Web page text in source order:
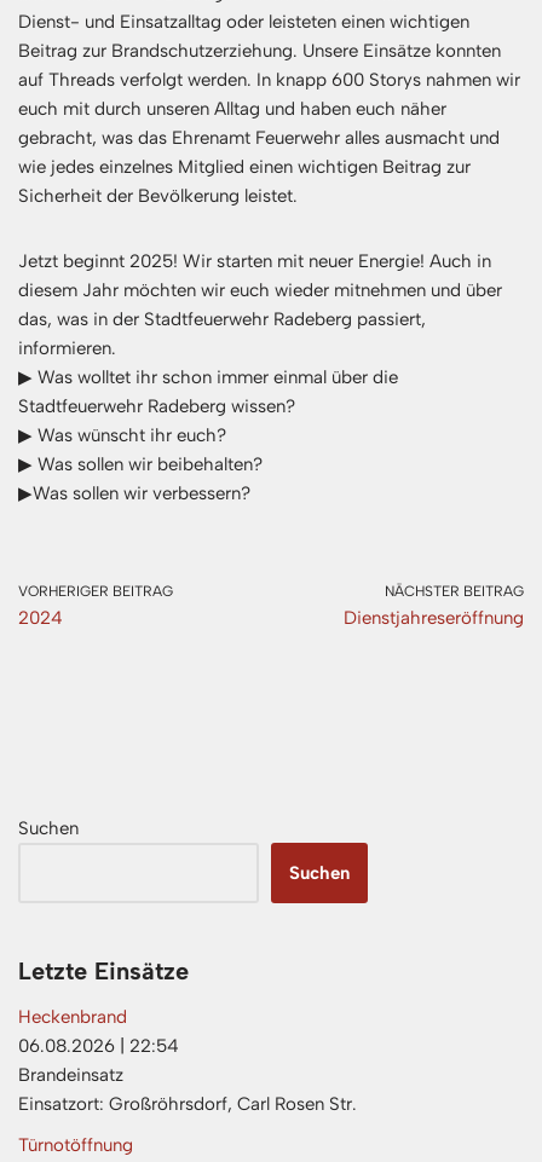
Dienst- und Einsatzalltag oder leisteten einen wichtigen
Beitrag zur Brandschutzerziehung. Unsere Einsätze konnten
auf Threads verfolgt werden. In knapp 600 Storys nahmen wir
euch mit durch unseren Alltag und haben euch näher
gebracht, was das Ehrenamt Feuerwehr alles ausmacht und
wie jedes einzelnes Mitglied einen wichtigen Beitrag zur
Sicherheit der Bevölkerung leistet.
Jetzt beginnt 2025! Wir starten mit neuer Energie! Auch in
diesem Jahr möchten wir euch wieder mitnehmen und über
das, was in der Stadtfeuerwehr Radeberg passiert,
informieren.
▶ Was wolltet ihr schon immer einmal über die
Stadtfeuerwehr Radeberg wissen?
▶ Was wünscht ihr euch?
▶ Was sollen wir beibehalten?
▶Was sollen wir verbessern?
VORHERIGER BEITRAG
2024
NÄCHSTER BEITRAG
Dienstjahreseröffnung
Suchen
Suchen
Letzte Einsätze
Heckenbrand
06.08.2026
22:54
Brandeinsatz
Einsatzort: Großröhrsdorf, Carl Rosen Str.
Türnotöffnung